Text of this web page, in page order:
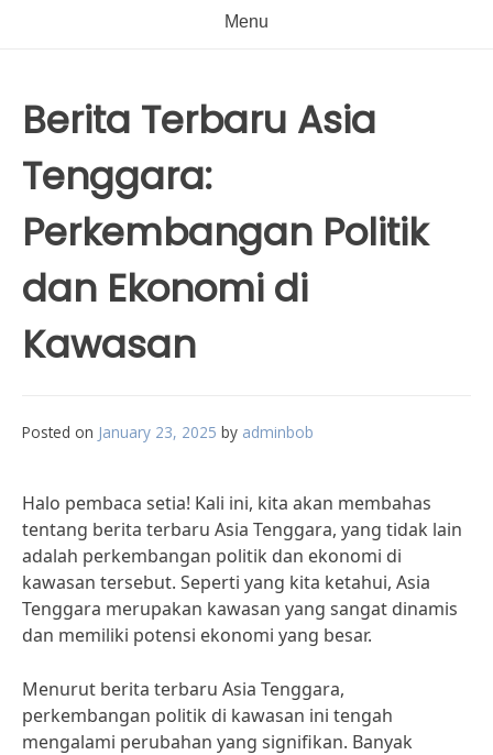
Menu
Berita Terbaru Asia
Tenggara:
Perkembangan Politik
dan Ekonomi di
Kawasan
Posted on January 23, 2025 by adminbob
Halo pembaca setia! Kali ini, kita akan membahas
tentang berita terbaru Asia Tenggara, yang tidak lain
adalah perkembangan politik dan ekonomi di
kawasan tersebut. Seperti yang kita ketahui, Asia
Tenggara merupakan kawasan yang sangat dinamis
dan memiliki potensi ekonomi yang besar.
Menurut berita terbaru Asia Tenggara,
perkembangan politik di kawasan ini tengah
mengalami perubahan yang signifikan. Banyak